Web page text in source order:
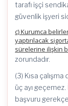
tarafı işçi
güvenlik işyeri
c) Kurumca
yaptırılacak
sürelerine ilişkin
zorundadır.
(3) Kısa
üç ayı
başvuru